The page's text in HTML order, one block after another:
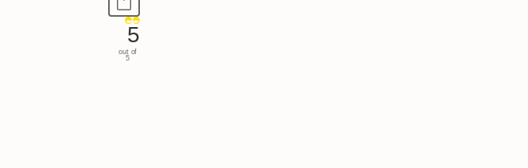
5
out of
5